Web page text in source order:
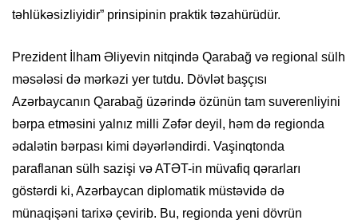
təhlükəsizliyidir” prinsipinin praktik təzahürüdür.
Prezident İlham Əliyevin nitqində Qarabağ və regional sülh
məsələsi də mərkəzi yer tutdu. Dövlət başçısı
Azərbaycanın Qarabağ üzərində özünün tam suverenliyini
bərpa etməsini yalnız milli Zəfər deyil, həm də regionda
ədalətin bərpası kimi dəyərləndirdi. Vaşinqtonda
paraflanan sülh sazişi və ATƏT-in müvafiq qərarları
göstərdi ki, Azərbaycan diplomatik müstəvidə də
münaqişəni tarixə çevirib. Bu, regionda yeni dövrün